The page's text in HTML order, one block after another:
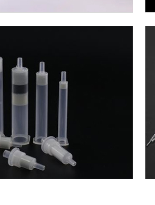
SPE小柱